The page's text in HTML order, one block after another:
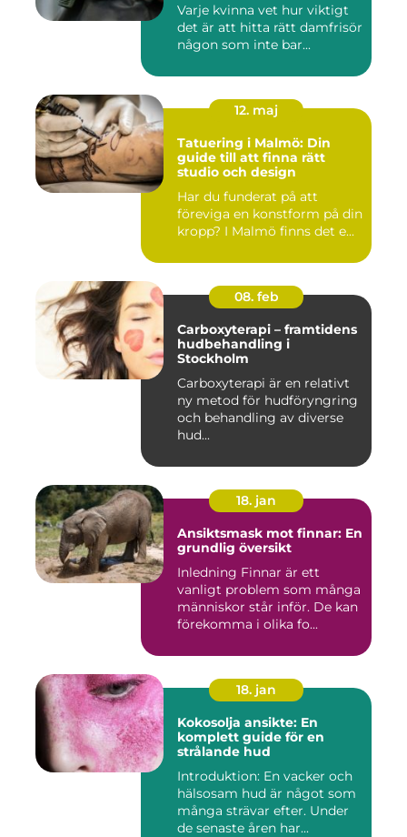
Varje kvinna vet hur viktigt
det är att hitta rätt damfrisör
någon som inte bar...
12. maj
Tatuering i Malmö: Din
guide till att finna rätt
studio och design
Har du funderat på att
föreviga en konstform på din
kropp? I Malmö finns det e...
08. feb
Carboxyterapi – framtidens
hudbehandling i
Stockholm
Carboxyterapi är en relativt
ny metod för hudföryngring
och behandling av diverse
hud...
18. jan
Ansiktsmask mot finnar: En
grundlig översikt
Inledning Finnar är ett
vanligt problem som många
människor står inför. De kan
förekomma i olika fo...
18. jan
Kokosolja ansikte: En
komplett guide för en
strålande hud
Introduktion: En vacker och
hälsosam hud är något som
många strävar efter. Under
de senaste åren har...